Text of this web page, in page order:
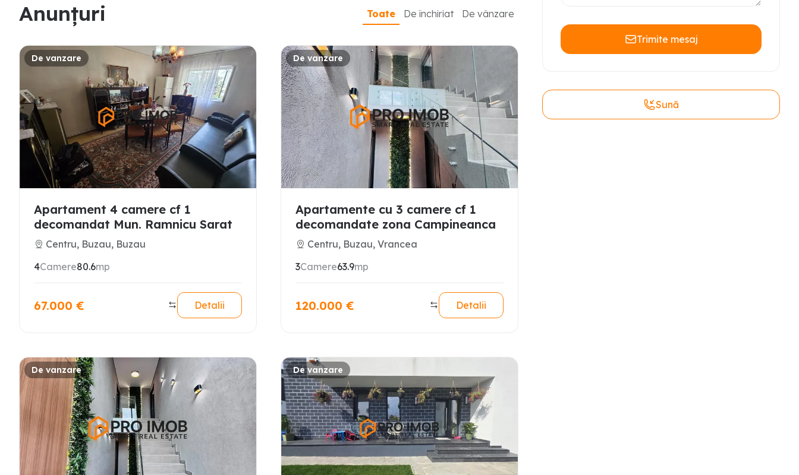
Anunțuri Toate De închiriat De vânzare
De vanzare
Apartament 4 camere cf 1
decomandat Mun. Ramnicu Sarat
Centru, Buzau, Buzau
4Camere80.6mp
67.000 € Detalii
De vanzare
Apartamente cu 3 camere cf 1
decomandate zona Campineanca
Centru, Buzau, Vrancea
3Camere63.9mp
120.000 € Detalii
De vanzare De vanzare
Trimite mesaj
Sună